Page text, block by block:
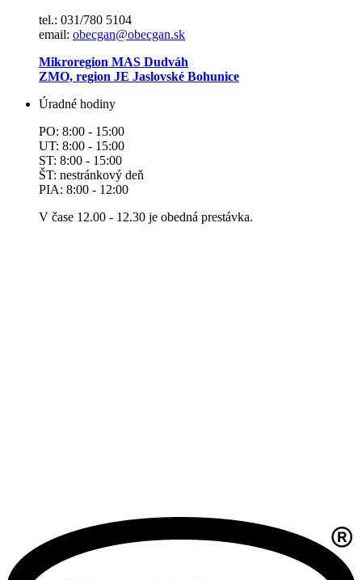
tel.: 031/780 5104
email: obecgan@obecgan.sk
Mikroregion MAS Dudváh
ZMO, region JE Jaslovské Bohunice
Úradné hodiny
PO: 8:00 - 15:00
UT: 8:00 - 15:00
ST: 8:00 - 15:00
ŠT: nestránkový deň
PIA: 8:00 - 12:00
V čase 12.00 - 12.30 je obedná prestávka.